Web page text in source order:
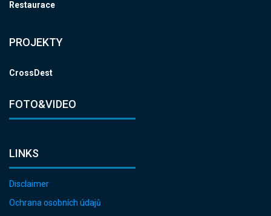
Restaurace
PROJEKTY
CrossDest
FOTO&VIDEO
LINKS
Disclaimer
Ochrana osobních údajů